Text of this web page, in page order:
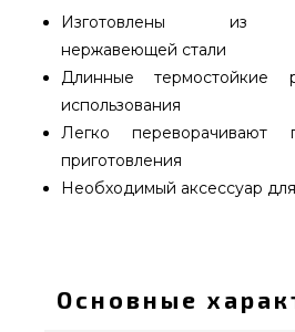
Изготовлены из
нержавеющей стали
Длинные термостойкие
использования
Легко
приготовления
Необходимый аксессуар
популярного
лучшей стоимости всего 1
Основные